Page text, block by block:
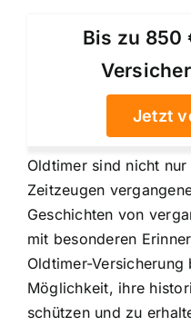
Bis zu 850
Jetzt
Oldtimer sind nicht
Zeitzeugen
Geschichten von
mit besonderen
Oldtimer-
Möglichkeit, ihre
schützen und zu